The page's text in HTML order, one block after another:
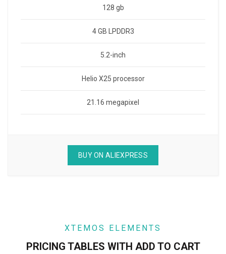
128 gb
4 GB LPDDR3
5.2-inch
Helio X25 processor
21.16 megapixel
BUY ON ALIEXPRESS
XTEMOS ELEMENTS
PRICING TABLES WITH ADD TO CART